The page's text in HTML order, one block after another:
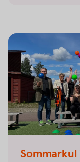
Sommarkul